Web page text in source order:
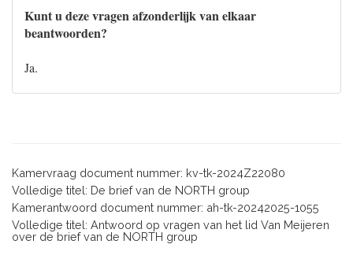
Kunt u deze vragen afzonderlijk van elkaar
beantwoorden?
Ja.
Kamervraag document nummer: kv-tk-2024Z22080
Volledige titel: De brief van de NORTH group
Kamerantwoord document nummer: ah-tk-20242025-1055
Volledige titel: Antwoord op vragen van het lid Van Meijeren
over de brief van de NORTH group